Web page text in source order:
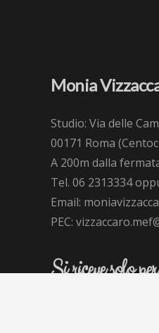
Monia
Studio: Via delle
00171 Roma
A 200m dalla
Tel. 06 2313334
Email:
PEC:
Si riceve solo